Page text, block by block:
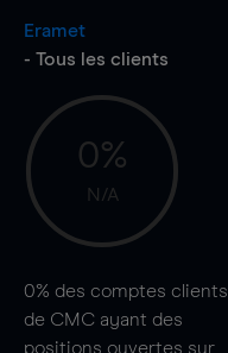
Eramet
- Tous les clients
0%
N/A
0% des comptes clients
de CMC ayant des
positions ouvertes sur